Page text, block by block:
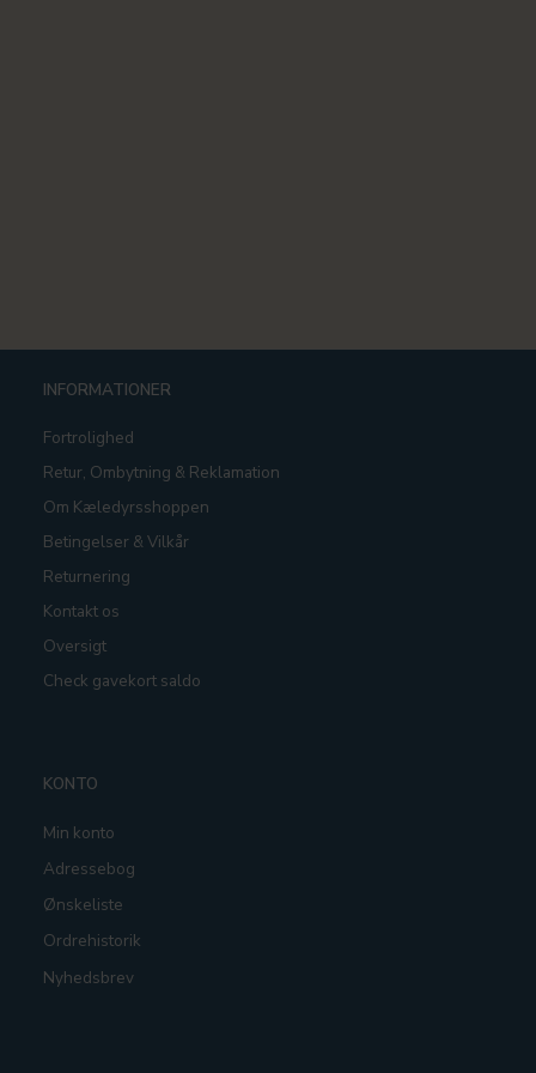
INFORMATIONER
Fortrolighed
Retur, Ombytning & Reklamation
Om Kæledyrsshoppen
Betingelser & Vilkår
Returnering
Kontakt os
Oversigt
Check gavekort saldo
KONTO
Min konto
Adressebog
Ønskeliste
Ordrehistorik
Nyhedsbrev